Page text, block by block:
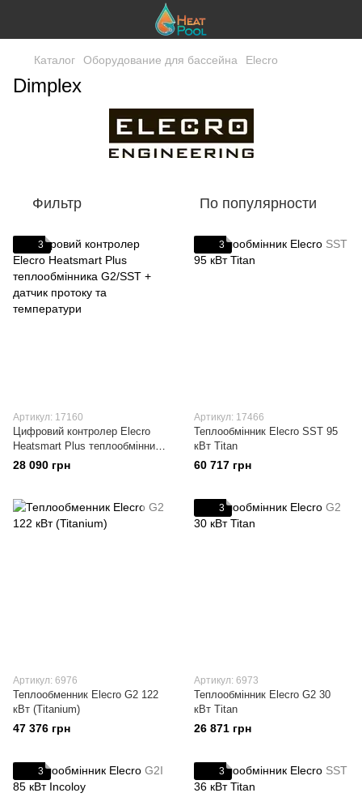
Каталог Оборудование для бассейна Elecro
Dimplex
Фильтр По популярности
3
Артикул: 17160
Цифровий контролер Elecro
Heatsmart Plus теплообмінника
G2/SST + датчик протоку та
температури
28 090 грн
3
Артикул: 17466
Теплообмінник Elecro SST 95
кВт Titan
60 717 грн
Артикул: 6976
Теплообменник Elecro G2 122
кВт (Titanium)
47 376 грн
3
Артикул: 6973
Теплообмінник Elecro G2 30
кВт Titan
26 871 грн
3 3